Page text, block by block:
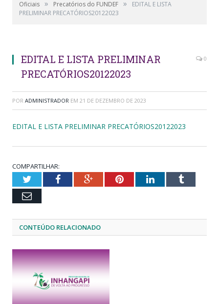
Oficiais » Precatórios do FUNDEF »
EDITAL E LISTA
PRELIMINAR PRECATÓRIOS20122023
EDITAL E LISTA PRELIMINAR
PRECATÓRIOS20122023
0
POR ADMINISTRADOR EM 21 DE DEZEMBRO DE 2023
EDITAL E LISTA PRELIMINAR PRECATÓRIOS20122023
COMPARTILHAR:
TwitterFacebookGoogle+PinterestLinkedInTumblr
Email
CONTEÚDO RELACIONADO